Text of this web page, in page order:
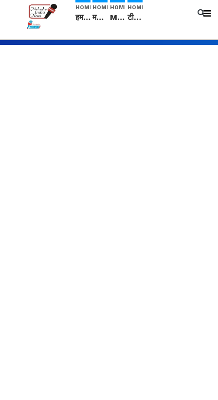
HOME
हम सनातनी..." सांसद kangana Ranaut से क्या बोली लड़की? Viral Jantar-Mantar | CJP protest
HOME
मनीषा हत्याकांड: हत्या, आत्महत्या या कोई बड़ा राज? | Full Story | Josh Haryana
HOME
Mangalsutra: हिंदू धर्म में शादी के बाद मंगलसूत्र क्यों पहनती है महिलाएं, किसने शुरु की ये परंपरा
HOME
टीम बीकेई ने एग्रीकल्चर ग्रेड की यूरिया खाद गट्टों में बदलकर टेक्निकल ग्रेड में बेचने वालों पर करवाई कार्रवाई: लखविंदर सिंह औलख